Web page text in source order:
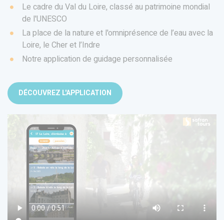
Le cadre du Val du Loire, classé au patrimoine mondial
de l'UNESCO
La place de la nature et l'omniprésence de l’eau avec la
Loire, le Cher et l’Indre
Notre application de guidage personnalisée
DÉCOUVREZ L'APPLICATION